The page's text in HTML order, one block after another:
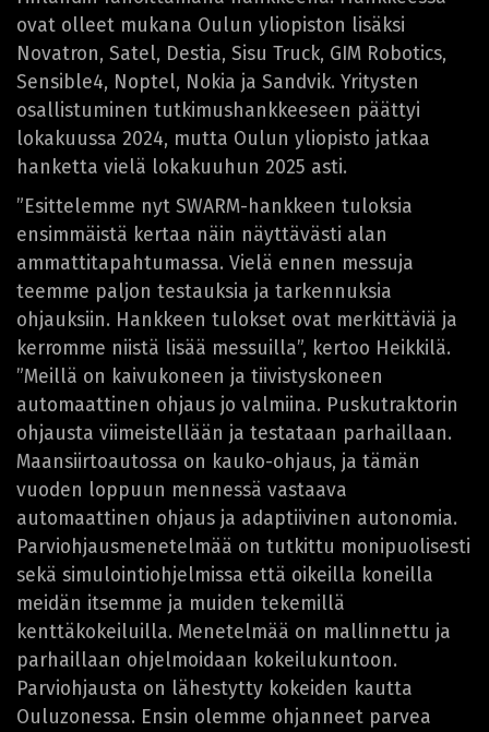
ovat olleet mukana Oulun yliopiston lisäksi
Novatron, Satel, Destia, Sisu Truck, GIM Robotics,
Sensible4, Noptel, Nokia ja Sandvik. Yritysten
osallistuminen tutkimushankkeeseen päättyi
lokakuussa 2024, mutta Oulun yliopisto jatkaa
hanketta vielä lokakuuhun 2025 asti.
”Esittelemme nyt SWARM-hankkeen tuloksia
ensimmäistä kertaa näin näyttävästi alan
ammattitapahtumassa. Vielä ennen messuja
teemme paljon testauksia ja tarkennuksia
ohjauksiin. Hankkeen tulokset ovat merkittäviä ja
kerromme niistä lisää messuilla”, kertoo Heikkilä.
”Meillä on kaivukoneen ja tiivistyskoneen
automaattinen ohjaus jo valmiina. Puskutraktorin
ohjausta viimeistellään ja testataan parhaillaan.
Maansiirtoautossa on kauko-ohjaus, ja tämän
vuoden loppuun mennessä vastaava
automaattinen ohjaus ja adaptiivinen autonomia.
Parviohjausmenetelmää on tutkittu monipuolisesti
sekä simulointiohjelmissa että oikeilla koneilla
meidän itsemme ja muiden tekemillä
kenttäkokeiluilla. Menetelmää on mallinnettu ja
parhaillaan ohjelmoidaan kokeilukuntoon.
Parviohjausta on lähestytty kokeiden kautta
Ouluzonessa. Ensin olemme ohjanneet parvea